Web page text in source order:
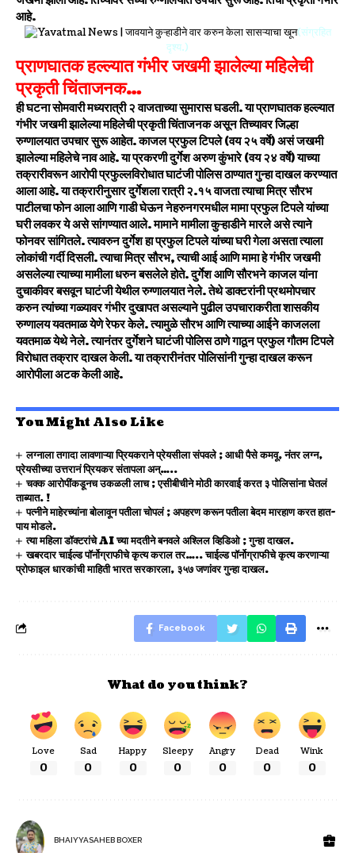
आहे.
(संग्रहित
दृश्य.)
प्राणघातक हल्ल्यात गंभीर जखमी झालेल्या महिलेची
प्रकृती चिंताजनक…
ही घटना सोमवारी मध्यरात्री २ वाजताच्या सुमारास घडली. या प्राणघातक हल्ल्यात
गंभीर जखमी झालेल्या महिलेची प्रकृती चिंताजनक असून तिच्यावर जिल्हा
रुग्णालयात उपचार सुरू आहेत. काजल प्रफुल टिपले (वय २५ वर्षे) असं जखमी
झालेल्या महिलेचे नाव आहे. या प्रकरणी दुर्गेश अरुण कुंभारे (वय २४ वर्षे) याच्या
तक्रारीवरून आरोपी प्रफुल्लविरोधात घाटंजी पोलिस ठाण्यात गुन्हा दाखल करण्यात
आला आहे. या तक्रारीनुसार दुर्गेशला रात्री २.१५ वाजता त्याचा मित्र सौरभ
पाटीलचा फोन आला आणि गाडी घेऊन नेहरुनगरमधील मामा प्रफुल टिपले यांच्या
घरी लवकर ये असे सांगण्यात आले. मामाने मामीला कुऱ्हाडीने मारले असे त्याने
फोनवर सांगितले. त्यावरुन दुर्गेश हा प्रफुल टिपले यांच्या घरी गेला असता त्याला
लोकांची गर्दी दिसली. त्याचा मित्र सौरभ, त्याची आई आणि मामा हे गंभीर जखमी
असलेल्या त्याच्या मामीला धरुन बसलेले होते. दुर्गेश आणि सौरभने काजल यांना
दुचाकीवर बसवून घाटंजी येथील रुग्णालयात नेले. तेथे डाक्टरांनी प्रथमोपचार
करुन त्यांच्या गळ्यावर गंभीर दुखापत असल्याने पुढील उपचाराकरीता शासकीय
रुग्णालय यवतमाळ येणे रेफर केले. त्यामुळे सौरभ आणि त्याच्या आईने काजलला
यवतमाळ येथे नेले. त्यानंतर दुर्गेशने घाटंजी पोलिस ठाणे गाठून प्रफुल गौतम टिपले
विरोधात तक्रार दाखल केली. या तक्रारीनंतर पोलिसांनी गुन्हा दाखल करून
आरोपीला अटक केली आहे.
You Might Also Like
लग्नाला तगादा लावणाऱ्या प्रियकराने प्रेयसीला संपवले ; आधी पैसे कमवू, नंतर लग्न,
प्रेयसीच्या उत्तरानं प्रियकर संतापला अन्…..
चक्क आरोपींकडूनच उकळली लाच ; एसीबीचीने मोठी कारवाई करत ३ पोलिसांना घेतलं
ताब्यात. !
पत्नीने माहेरच्यांना बोलावून पतीला चोपलं ; अपहरण करून पतीला बेदम मारहाण करत हात-
पाय मोडले.
त्या महिला डॉक्टरांचे AI च्या मदतीने बनवले अश्लिल व्हिडिओ ; गुन्हा दाखल.
खबरदार चाईल्ड पॉर्नोग्राफीचे कृत्य कराल तर….. चाईल्ड पॉर्नोग्राफीचे कृत्य करणाऱ्या
प्रोफाइल धारकांची माहिती भारत सरकारला, ३५७ जणांवर गुन्हा दाखल.
Facebook
What do you think?
Love
0
Sad
0
Happy
0
Sleepy
0
Angry
0
Dead
0
Wink
0
BHAIYYASAHEB BOXER